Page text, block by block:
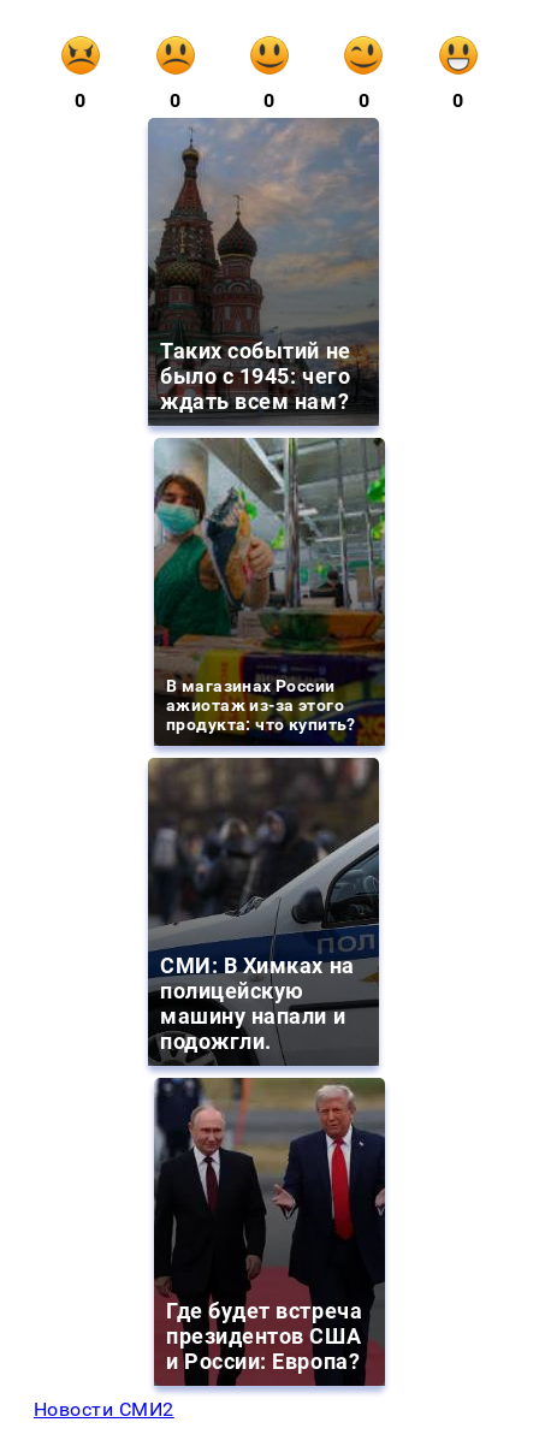
0 0 0 0 0
Таких событий не
было с 1945: чего
ждать всем нам?
В магазинах России
ажиотаж из-за этого
продукта: что купить?
СМИ: В Химках на
полицейскую
машину напали и
подожгли.
Где будет встреча
президентов США
и России: Европа?
Новости СМИ2